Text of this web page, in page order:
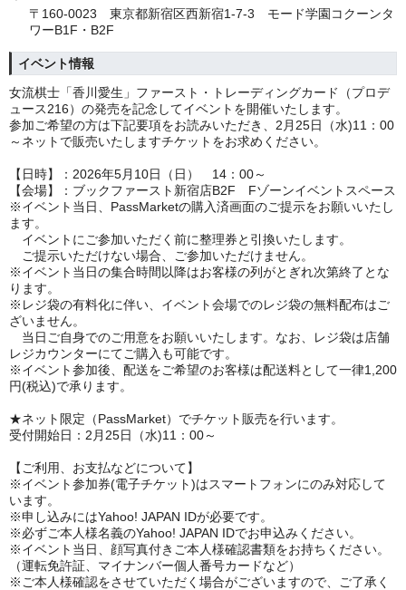
〒160-0023 東京都新宿区西新宿1-7-3 モード学園コクーンタ
ワーB1F・B2F
イベント情報
女流棋士「香川愛生」ファースト・トレーディングカード（プロデ
ュース216）の発売を記念してイベントを開催いたします。
参加ご希望の方は下記要項をお読みいただき、2月25日（水)11：00
～ネットで販売いたしますチケットをお求めください。
【日時】：2026年5月10日（日） 14：00～
【会場】：ブックファースト新宿店B2F Fゾーンイベントスペース
※イベント当日、PassMarketの購入済画面のご提示をお願いいたし
ます。
イベントにご参加いただく前に整理券と引換いたします。
ご提示いただけない場合、ご参加いただけません。
※イベント当日の集合時間以降はお客様の列がとぎれ次第終了とな
ります。
※レジ袋の有料化に伴い、イベント会場でのレジ袋の無料配布はご
ざいません。
当日ご自身でのご用意をお願いいたします。なお、レジ袋は店舗
レジカウンターにてご購入も可能です。
※イベント参加後、配送をご希望のお客様は配送料として一律1,200
円(税込)で承ります。
★ネット限定（PassMarket）でチケット販売を行います。
受付開始日：2月25日（水)11：00～
【ご利用、お支払などについて】
※イベント参加券(電子チケット)はスマートフォンにのみ対応して
います。
※申し込みにはYahoo! JAPAN IDが必要です。
※必ずご本人様名義のYahoo! JAPAN IDでお申込みください。
※イベント当日、顔写真付きご本人様確認書類をお持ちください。
（運転免許証、マイナンバー個人番号カードなど）
※ご本人様確認をさせていただく場合がございますので、ご了承く